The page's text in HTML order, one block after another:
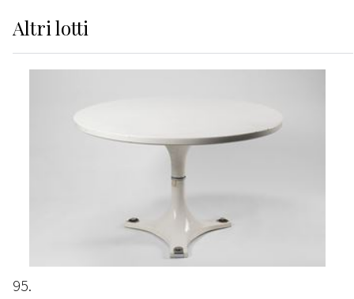
Altrilotti
95